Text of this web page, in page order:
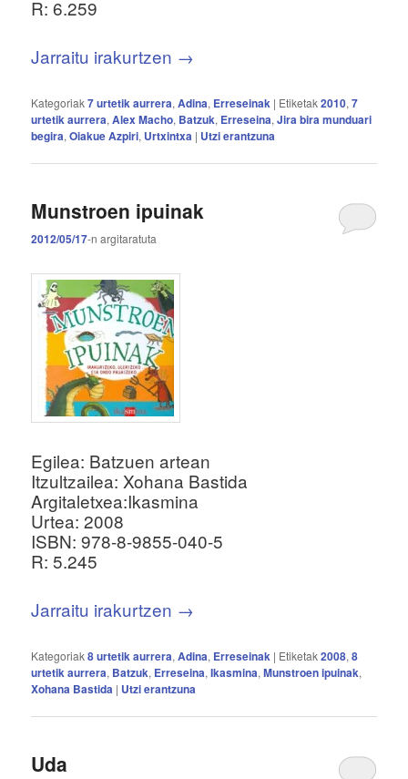
R: 6.259
Jarraitu irakurtzen →
Kategoriak7 urtetik aurrera,Adina, Erreseinak | Etiketak2010,7
urtetik aurrera,Alex Macho, Batzuk, Erreseina,Jira bira munduari
begira,Oiakue Azpiri, Urtxintxa | Utzi erantzuna
Munstroen ipuinak
2012/05/17-nargitaratuta
Egilea: Batzuen artean
Itzultzailea: Xohana Bastida
Argitaletxea:Ikasmina
Urtea: 2008
ISBN: 978-8-9855-040-5
R: 5.245
Jarraitu irakurtzen →
Kategoriak8 urtetik aurrera,Adina, Erreseinak | Etiketak2008,8
urtetik aurrera, Batzuk, Erreseina,Ikasmina,Munstroen ipuinak,
Xohana Bastida | Utzi erantzuna
Uda